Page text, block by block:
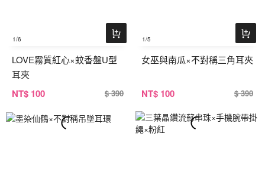
1/6
LOVE霧質紅心×蚊香盤U型
耳夾
NT$ 100 $ 390
1/5
女巫與南瓜×不對稱三角耳夾
NT$ 100 $ 390